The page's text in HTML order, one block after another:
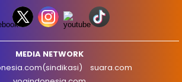
MEDIA NETWORK
suara.com